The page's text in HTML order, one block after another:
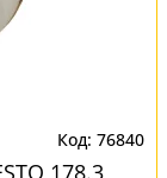
76840
178.3